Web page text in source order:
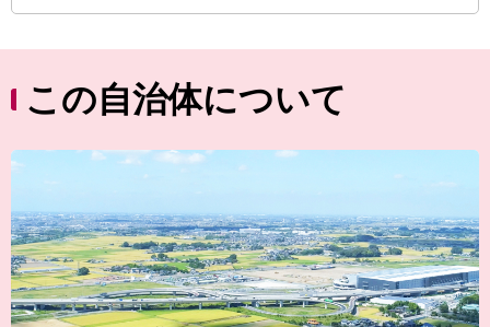
この自治体について